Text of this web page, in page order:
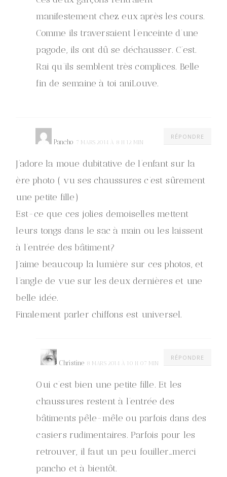
manifestement chez eux après les cours.
Comme ils traversaient l’enceinte d’une
pagode, ils ont dû se déchausser. C’est.
Rai qu’ils semblent très complices. Belle
fin de semaine à toi aniLouve.
RÉPONDRE
Pancho 7 MARS 2014 À 8 H 12 MIN
J’adore la moue dubitative de l’enfant sur la
ère photo ( vu ses chaussures c’est sûrement
une petite fille)
Est-ce que ces jolies demoiselles mettent
leurs tongs dans le sac à main ou les laissent
à l’entrée des bâtiment?
J’aime beaucoup la lumière sur ces photos, et
l’angle de vue sur les deux dernières et une
belle idée.
Finalement parler chiffons est universel.
RÉPONDRE
Christine 8 MARS 2014 À 10 H 07 MIN
Oui c’est bien une petite fille. Et les
chaussures restent à l’entrée des
bâtiments pêle-mêle ou parfois dans des
casiers rudimentaires. Parfois pour les
retrouver, il faut un peu fouiller…merci
pancho et à bientôt.